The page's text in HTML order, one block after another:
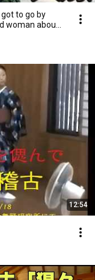
to go by
abou...
12:54